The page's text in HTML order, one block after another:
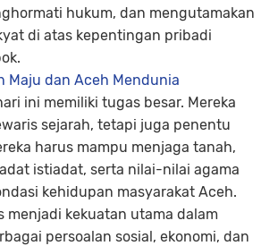
hukum, dan mengutamakan
di atas kepentingan pribadi
Maju dan Aceh Mendunia
ini memiliki tugas besar. Mereka
sejarah, tetapi juga penentu
harus mampu menjaga tanah,
istiadat, serta nilai-nilai agama
kehidupan masyarakat Aceh.
menjadi kekuatan utama dalam
persoalan sosial, ekonomi, dan